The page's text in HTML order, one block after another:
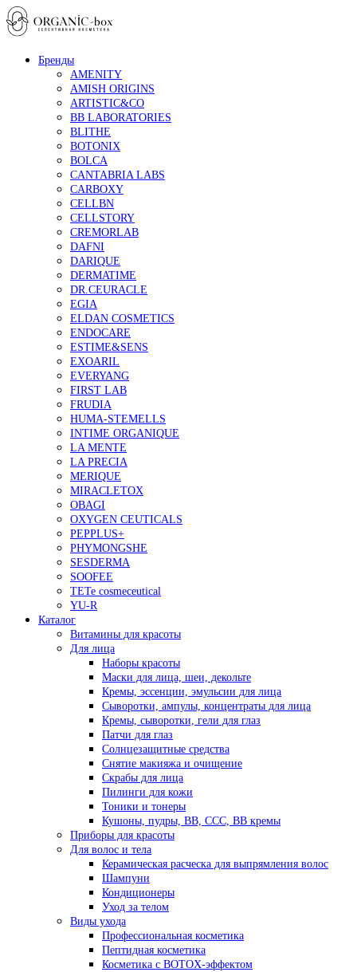
Бренды
AMENITY
AMISH ORIGINS
ARTISTIC&CO
BB LABORATORIES
BLITHE
BOTONIX
BOLCA
CANTABRIA LABS
CARBOXY
CELLBN
CELLSTORY
CREMORLAB
DAFNI
DARIQUE
DERMATIME
DR.CEURACLE
EGIA
ELDAN COSMETICS
ENDOCARE
ESTIME&SENS
EXOARIL
EVERYANG
FIRST LAB
FRUDIA
HUMA-STEMELLS
INTIME ORGANIQUE
LA MENTE
LA PRECIA
MERIQUE
MIRACLETOX
OBAGI
OXYGEN CEUTICALS
PEPPLUS+
PHYMONGSHE
SESDERMA
SOOFEE
TETe cosmeceutical
YU-R
Каталог
Витамины для красоты
Для лица
Наборы красоты
Маски для лица, шеи, декольте
Кремы, эссенции, эмульсии для лица
Сыворотки, ампулы, концентраты для лица
Кремы, сыворотки, гели для глаз
Патчи для глаз
Солнцезащитные средства
Снятие макияжа и очищение
Скрабы для лица
Пилинги для кожи
Тоники и тонеры
Кушоны, пудры, ВВ, ССС, ВВ кремы
Приборы для красоты
Для волос и тела
Керамическая расческа для выпрямления волос
Шампуни
Кондиционеры
Уход за телом
Виды ухода
Профессиональная косметика
Пептидная косметика
Косметика с BOTOX-эффектом